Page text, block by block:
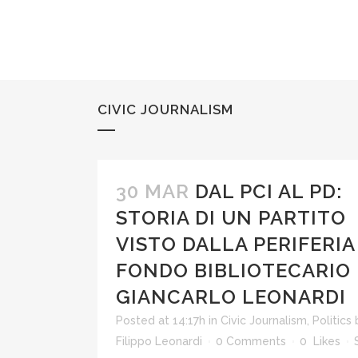
CIVIC JOURNALISM
30 MAR DAL PCI AL PD:
STORIA DI UN PARTITO
VISTO DALLA PERIFERIA |
FONDO BIBLIOTECARIO
GIANCARLO LEONARDI
Posted at 14:17h in Civic Journalism Politics
Filippo Leonardi
0 Comments 0 Likes